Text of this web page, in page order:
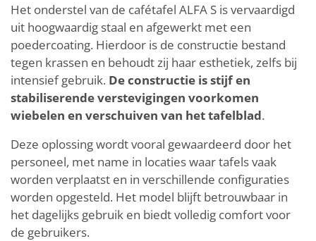
Het onderstel van de cafétafel ALFA S is vervaardigd
uit hoogwaardig staal en afgewerkt met een
poedercoating. Hierdoor is de constructie bestand
tegen krassen en behoudt zij haar esthetiek, zelfs bij
intensief gebruik. De constructie is stijf en
stabiliserende verstevigingen voorkomen
wiebelen en verschuiven van het tafelblad.
Deze oplossing wordt vooral gewaardeerd door het
personeel, met name in locaties waar tafels vaak
worden verplaatst en in verschillende configuraties
worden opgesteld. Het model blijft betrouwbaar in
het dagelijks gebruik en biedt volledig comfort voor
de gebruikers.